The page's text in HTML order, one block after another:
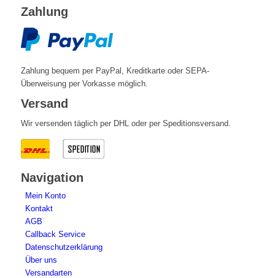
Zahlung
Zahlung bequem per PayPal, Kreditkarte oder SEPA-
Überweisung per Vorkasse möglich.
Versand
Wir versenden täglich per DHL oder per Speditionsversand.
Navigation
Mein Konto
Kontakt
AGB
Callback Service
Datenschutzerklärung
Über uns
Versandarten